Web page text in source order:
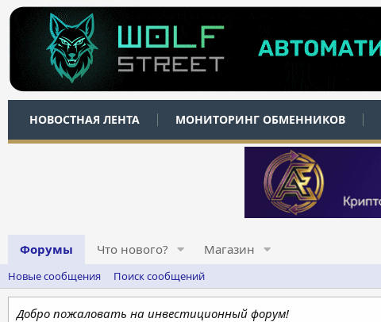
НОВОСТНАЯ ЛЕНТА МОНИТОРИНГ ОБМЕННИКОВ
Форумы Что нового? Магазин
Новые сообщения Поиск сообщений
Добро пожаловать на инвестиционный форум!